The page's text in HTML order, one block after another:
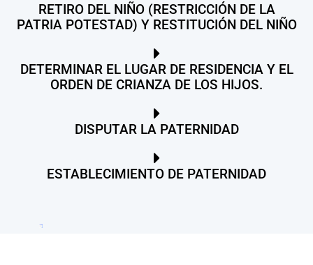
RETIRO DEL NIÑO (RESTRICCIÓN DE LA
PATRIA POTESTAD) Y RESTITUCIÓN DEL NIÑO
DETERMINAR EL LUGAR DE RESIDENCIA Y EL
ORDEN DE CRIANZA DE LOS HIJOS.
DISPUTAR LA PATERNIDAD
ESTABLECIMIENTO DE PATERNIDAD